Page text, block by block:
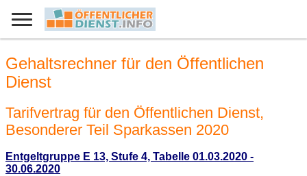
Gehaltsrechner für den Öffentlichen
Dienst
Tarifvertrag für den Öffentlichen Dienst,
Besonderer Teil Sparkassen 2020
Entgeltgruppe E 13, Stufe 4, Tabelle 01.03.2020 -
30.06.2020